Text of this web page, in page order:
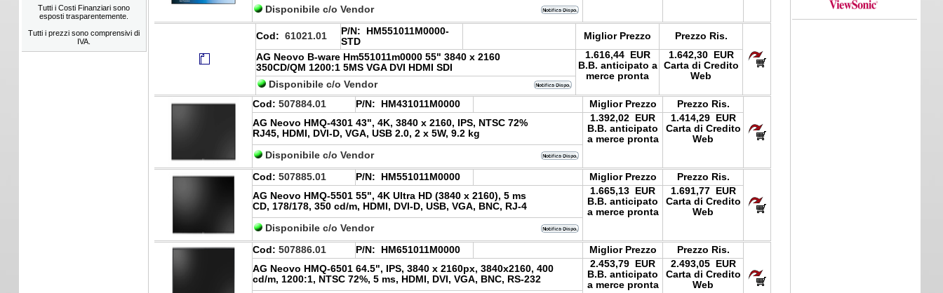
Tutti i Costi Finanziari sono
esposti trasparentemente.
Tutti i prezzi sono comprensivi di
IVA.
Disponibile c/o Vendor
Cod: 61021.01 P/N: HM551011M0000-
STD
Miglior Prezzo
Prezzo Ris.
AG Neovo B-ware Hm551011m0000 55" 3840 x 2160
350CD/QM 1200:1 5MS VGA DVI HDMI SDI
1.616,44 EUR
B.B. anticipato a
merce pronta
1.642,30 EUR
Carta di Credito
Web
Disponibile c/o Vendor
Cod: 507884.01 P/N: HM431011M0000 Miglior Prezzo
Prezzo Ris.
AG Neovo HMQ-4301 43", 4K, 3840 x 2160, IPS, NTSC 72%
RJ45, HDMI, DVI-D, VGA, USB 2.0, 2 x 5W, 9.2 kg
1.392,02 EUR
B.B. anticipato
a merce pronta
1.414,29 EUR
Carta di Credito
Web
Disponibile c/o Vendor
Cod: 507885.01 P/N: HM551011M0000 Miglior Prezzo
Prezzo Ris.
AG Neovo HMQ-5501 55", 4K Ultra HD (3840 x 2160), 5 ms
CD, 178/178, 350 cd/m, HDMI, DVI-D, USB, VGA, BNC, RJ-4
1.665,13 EUR
B.B. anticipato
a merce pronta
1.691,77 EUR
Carta di Credito
Web
Disponibile c/o Vendor
Cod: 507886.01 P/N: HM651011M0000 Miglior Prezzo
Prezzo Ris.
AG Neovo HMQ-6501 64.5", IPS, 3840 x 2160px, 3840x2160, 400
cd/m, 1200:1, NTSC 72%, 5 ms, HDMI, DVI, VGA, BNC, RS-232
2.453,79 EUR
B.B. anticipato
a merce pronta
2.493,05 EUR
Carta di Credito
Web